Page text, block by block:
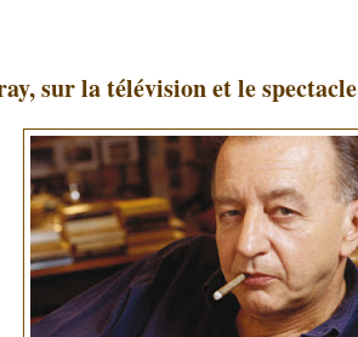
sur la télévision et le spectacle